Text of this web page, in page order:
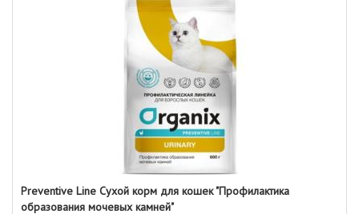
Preventive Line Сухой корм для кошек "Профилактика
образования мочевых камней"